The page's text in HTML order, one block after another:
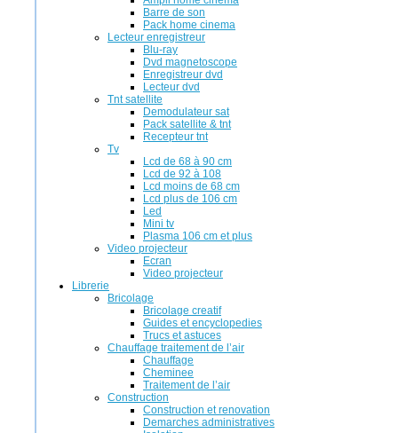
Barre de son
Pack home cinema
Lecteur enregistreur
Blu-ray
Dvd magnetoscope
Enregistreur dvd
Lecteur dvd
Tnt satellite
Demodulateur sat
Pack satellite & tnt
Recepteur tnt
Tv
Lcd de 68 à 90 cm
Lcd de 92 à 108
Lcd moins de 68 cm
Lcd plus de 106 cm
Led
Mini tv
Plasma 106 cm et plus
Video projecteur
Ecran
Video projecteur
Librerie
Bricolage
Bricolage creatif
Guides et encyclopedies
Trucs et astuces
Chauffage traitement de l’air
Chauffage
Cheminee
Traitement de l’air
Construction
Construction et renovation
Demarches administratives